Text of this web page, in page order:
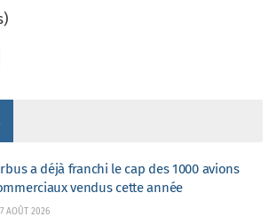
a déjà franchi le cap des 1000 avions
vendus cette année
AOÛT 2026